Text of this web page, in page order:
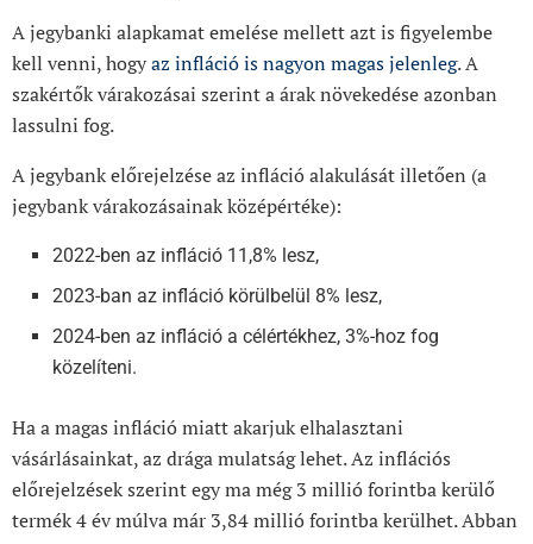
A jegybanki alapkamat emelése mellett azt is figyelembe
kell venni, hogyaz infláció is nagyon magas jelenleg. A
szakértők várakozásai szerint a árak növekedése azonban
lassulni fog.
A jegybank előrejelzése az infláció alakulását illetően (a
jegybank várakozásainak középértéke):
2022-ben az infláció 11,8% lesz,
2023-ban az infláció körülbelül 8% lesz,
2024-ben az infláció a célértékhez, 3%-hoz fog
közelíteni.
Ha a magas infláció miatt akarjuk elhalasztani
vásárlásainkat, az drága mulatság lehet. Az inflációs
előrejelzések szerint egy ma még 3 millió forintba kerülő
termék 4 év múlva már 3,84 millió forintba kerülhet. Abban